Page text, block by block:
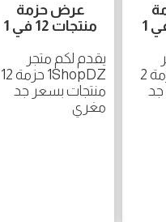
1ShopDZ حزمة 2
عرض حزمة
منتجات 12 في 1
يقدم لكم متجر
1ShopDZ حزمة 12
منتجات بسعر جد
مغري